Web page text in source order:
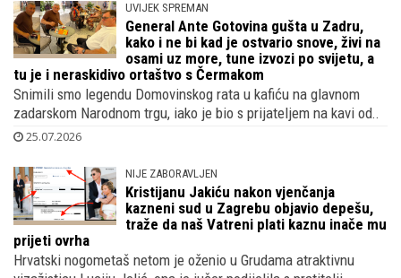
UVIJEK SPREMAN
General Ante Gotovina gušta u Zadru,
kako i ne bi kad je ostvario snove, živi na
osami uz more, tune izvozi po svijetu, a
tu je i neraskidivo ortaštvo s Čermakom
Snimili smo legendu Domovinskog rata u kafiću na glavnom
zadarskom Narodnom trgu, iako je bio s prijateljem na kavi od..
25.07.2026
NIJE ZABORAVLJEN
Kristijanu Jakiću nakon vjenčanja
kazneni sud u Zagrebu objavio depešu,
traže da naš Vatreni plati kaznu inače mu
prijeti ovrha
Hrvatski nogometaš netom je oženio u Grudama atraktivnu